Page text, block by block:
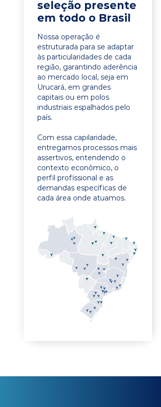
seleção presente
em todo o Brasil
Nossa operação é
estruturada para se adaptar
às particularidades de cada
região, garantindo aderência
ao mercado local, seja em
Urucará, em grandes
capitais ou em polos
industriais espalhados pelo
país.
Com essa capilaridade,
entregamos processos mais
assertivos, entendendo o
contexto econômico, o
perfil profissional e as
demandas específicas de
cada área onde atuamos.